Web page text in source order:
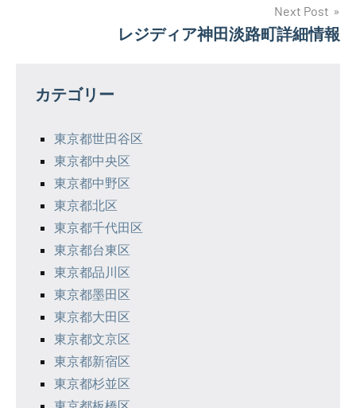
ー
Next Post
レジディア神田淡路町詳細情報
カテゴリー
東京都世田谷区
東京都中央区
東京都中野区
東京都北区
東京都千代田区
東京都台東区
東京都品川区
東京都墨田区
東京都大田区
東京都文京区
東京都新宿区
東京都杉並区